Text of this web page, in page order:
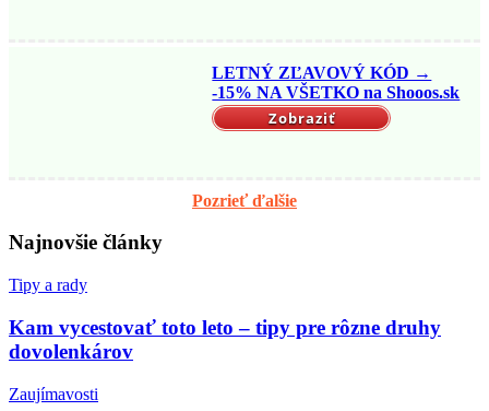
LETNÝ ZĽAVOVÝ KÓD →
-15% NA VŠETKO na Shooos.sk
Zobraziť
Pozrieť ďalšie
Najnovšie články
Tipy a rady
Kam vycestovať toto leto – tipy pre rôzne druhy
dovolenkárov
Zaujímavosti